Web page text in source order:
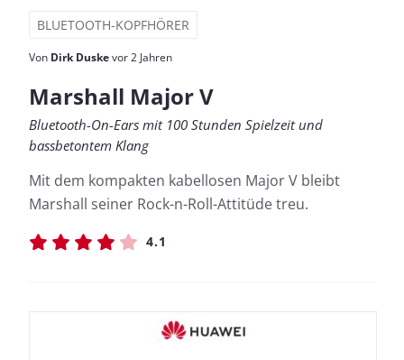
BLUETOOTH-KOPFHÖRER
Von Dirk Duskevor 2 Jahren
Marshall Major V
Bluetooth-On-Ears mit 100 Stunden Spielzeit und
bassbetontem Klang
Mit dem kompakten kabellosen Major V bleibt
Marshall seiner Rock-n-Roll-Attitüde treu.
4.1